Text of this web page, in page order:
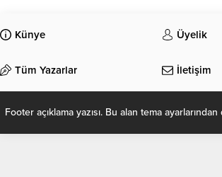
olarak bu şekilde gösterilir,
eklenmemişse bu alan boş kalır.
Künye Üyelik
Tüm Yazarlar İletişim
Footer açıklama yazısı. Bu alan tema